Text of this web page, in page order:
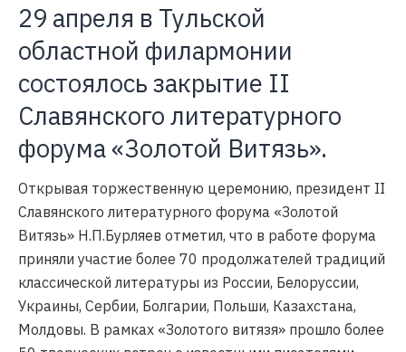
29 апреля в Тульской
областной филармонии
состоялось закрытие II
Славянского литературного
форума «Золотой Витязь».
Открывая торжественную церемонию, президент II
Славянского литературного форума «Золотой
Витязь» Н.П.Бурляев отметил, что в работе форума
приняли участие более 70 продолжателей традиций
классической литературы из России, Белоруссии,
Украины, Сербии, Болгарии, Польши, Казахстана,
Молдовы. В рамках «Золотого витязя» прошло более